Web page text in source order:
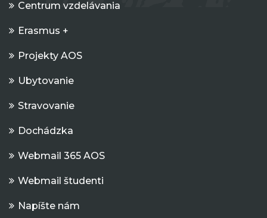
Centrum vzdelávania
Erasmus +
Projekty AOS
Ubytovanie
Stravovanie
Dochádzka
Webmail 365 AOS
Webmail študenti
Napíšte nám